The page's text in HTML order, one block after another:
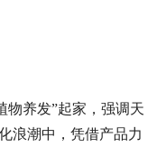
物养发”起家，强调天
浪潮中，凭借产品力